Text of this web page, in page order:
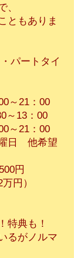
、
ともありま
パートタイ
～21：00
：00
：00
他希望
円
）
特典も！
るがノルマ